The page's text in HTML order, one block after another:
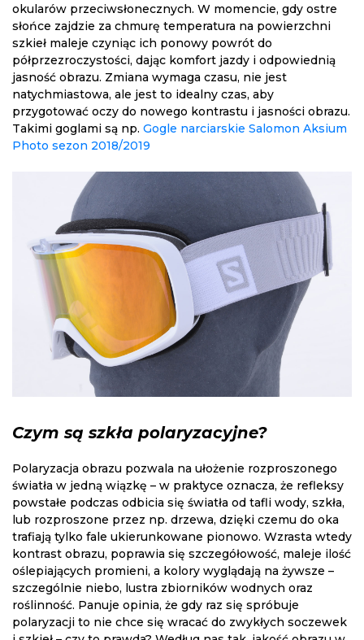
okularów przeciwsłonecznych. W momencie, gdy ostre
słońce zajdzie za chmurę temperatura na powierzchni
szkieł maleje czyniąc ich ponowy powrót do
półprzezroczystości, dając komfort jazdy i odpowiednią
jasność obrazu. Zmiana wymaga czasu, nie jest
natychmiastowa, ale jest to idealny czas, aby
przygotować oczy do nowego kontrastu i jasności obrazu.
Takimi goglami są np. Gogle narciarskie Salomon Aksium
Photo sezon 2018/2019
Czym są szkła polaryzacyjne?
Polaryzacja obrazu pozwala na ułożenie rozproszonego
światła w jedną wiązkę – w praktyce oznacza, że refleksy
powstałe podczas odbicia się światła od tafli wody, szkła,
lub rozproszone przez np. drzewa, dzięki czemu do oka
trafiają tylko fale ukierunkowane pionowo. Wzrasta wtedy
kontrast obrazu, poprawia się szczegółowość, maleje ilość
oślepiających promieni, a kolory wyglądają na żywsze –
szczególnie niebo, lustra zbiorników wodnych oraz
roślinność. Panuje opinia, że gdy raz się spróbuje
polaryzacji to nie chce się wracać do zwykłych soczewek